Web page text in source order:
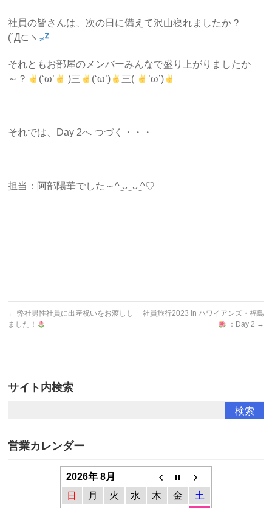
社員の皆さんは、次の日に備えて沢山寝れましたか？
(´Д⊂ヽ
それともお部屋のメンバーみんなで盛り上がりましたか
～？
(‘ω’ )三 (‘ω’) 三( ’ω’)
それでは、Day 2へ つづく・・・
担当：阿部陽華でした～^ ̳ᴗ ̫ ᴗ ̳^♡
← 弊社男性社員に出産祝いをお渡しし
ました！
社員旅行2023 in ハワイアンズ・福島
：Day 2 →
サイト内検索
営業カレンダー
2026年 8月
日
月 火 水 木 金
土